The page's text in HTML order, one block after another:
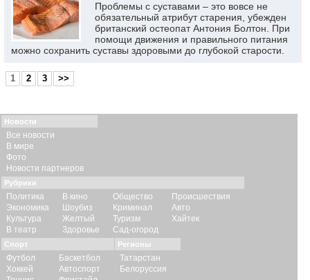
Проблемы с суставами – это вовсе не
обязательный атрибут старения, убежден
британский остеопат Антония Болтон. При
помощи движения и правильного питания
можно сохранить суставы здоровыми до глубокой старости.
1 2 3 >>
Новости
Все новости
В мире
Фото
Новости партнеров
Рубрики
Политика
Экономика
Культура
В театр
В кино
Шоубиз
Желтый
Здоровье
Общество
Криминал
Туризм
Сад-огород
Происшествия
Авто
Хайтек
Спорт
Футбол
Хоккей
Баскетбол
Автоспорт
Регионы
Татарстан
Белоруссия